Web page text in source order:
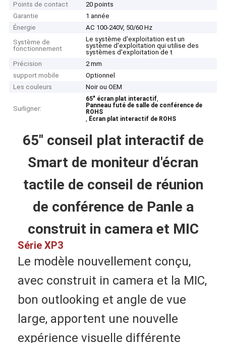
Aperçu
Produits
Vidéos
A propos de nous
Visite d'usine
Contrôle de la qualité
Points de contact
20 points
Garantie
1 année
Énergie
AC 100-240V, 50/60 Hz
Système de
fonctionnement
Le système d'exploitation est un
système d'exploitation qui utilise des
systèmes d'exploitation de t
Précision
2 mm
support mobile
Optionnel
Les couleurs
Noir ou OEM
Surligner:
65" écran plat interactif,
Panneau futé de salle de conférence de
ROHS
, Écran plat interactif de ROHS
65" conseil plat interactif de
Smart de moniteur d'écran
tactile de conseil de réunion
de conférence de Panle a
construit in camera et MIC
Série XP3
Le modèle nouvellement conçu,
avec construit in camera et la MIC,
bon outlooking et angle de vue
large, apportent une nouvelle
expérience visuelle différente